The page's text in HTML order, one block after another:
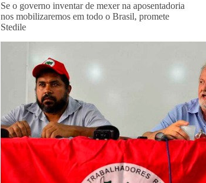
Se o governo inventar de mexer na aposentadoria
nos mobilizaremos em todo o Brasil, promete
Stedile